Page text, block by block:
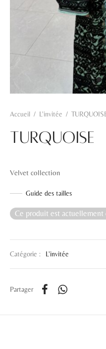
Accueil / L'invitée /
TURQUOISE
Velvet collection
Guide des tailles
Ce produit est
Catégorie : L'invitée
Partager